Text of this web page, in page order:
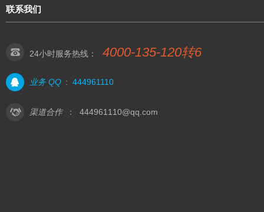
联系我们
24小时服务热线： 4000-135-120转6
业务 QQ : 444961110
渠道合作 ： 444961110@qq.com